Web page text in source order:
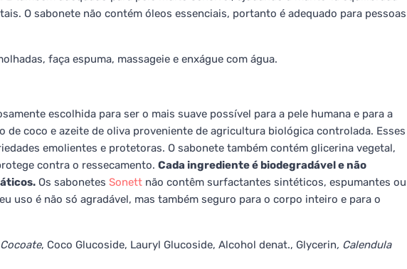
O sabonete não contém óleos essenciais, portanto é adequado para pessoas
faça espuma, massageie e enxágue com água.
escolhida para ser o mais suave possível para a pele humana e para a
de coco e azeite de oliva proveniente de agricultura biológica controlada. Esses
emolientes e protetoras. O sabonete também contém glicerina vegetal,
contra o ressecamento. Cada ingrediente é biodegradável e não
Os sabonetes Sonett não contêm surfactantes sintéticos, espumantes ou
uso é não só agradável, mas também seguro para o corpo inteiro e para o
, Coco Glucoside, Lauryl Glucoside, Alcohol denat., Glycerin, Calendula